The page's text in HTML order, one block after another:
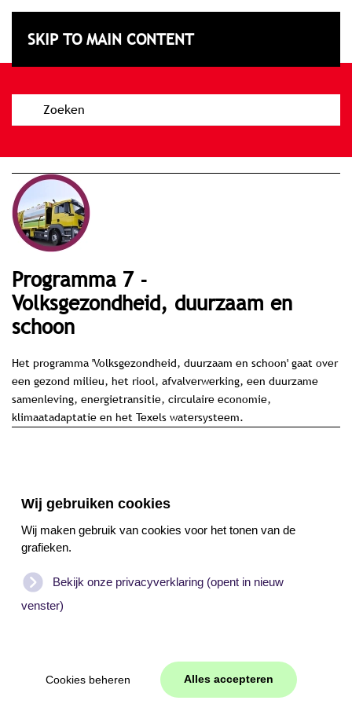
Wij gebruiken cookies
Wij maken gebruik van cookies voor het tonen van de
grafieken.
Bekijk onze privacyverklaring (opent in nieuw
venster)
Cookies beheren Alles accepteren
SKIP TO MAIN CONTENT
Texel
programma 7 -
Volksgezondheid, duurzaam en
schoon
Het programma 'Volksgezondheid, duurzaam en schoon' gaat over
een gezond milieu, het riool, afvalverwerking, een duurzame
samenleving, energietransitie, circulaire economie,
klimaatadaptatie en het Texels watersysteem.
programma 7
Subsidiebeleidskaart Texel
WEBJONGENS Joomla |
Cookies beheren